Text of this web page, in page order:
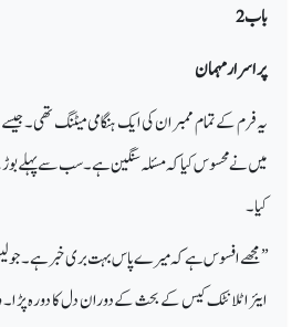
باب 2
پراسرار مہمان
یہ فرم کے تمام ممبران کی ایک ہنگامی میٹنگ تھی۔
میں نے محسوس کیا کہ مسئلہ سنگین ہے۔ سب سے پہلے
کیا۔
’’مجھے افسوس ہے کہ میرے پاس بہت بری خبر ہے۔
ایئر اٹلانٹک کیس کے بحث کے دوران دل کا دورہ